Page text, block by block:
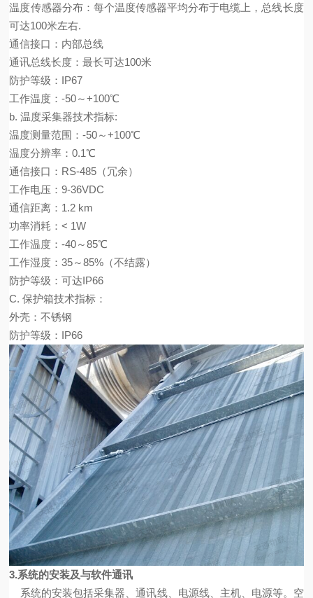
温度传感器分布：每个温度传感器平均分布于电缆上， 总线长度
可达100米左右.
通信接口：内部总线
通讯总线长度：最长可达100米
防护等级： IP67
工作温度：-50～+100℃
b.温度采集器技术指标:
温度测量范围：-50～+100℃
温度分辨率：0.1℃
通信接口： RS-485 （冗余）
工作电压：9-36VDC
通信距离： 1.2 km
功率消耗：< 1W
工作温度：-40～85℃
工作湿度：35～85% （不结露）
防护等级：可达IP66
C.保护箱技术指标：
外壳：不锈钢
防护等级： IP66
3.系统的安装及与软件通讯
系统的安装包括采集器、通讯线、电源线、主机、电源等。空